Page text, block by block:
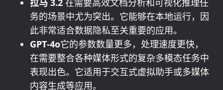
拉马 3.2 在需要高效文档分析和可视化推理任
务的场景中尤为突出。它能够在本地运行，因
此非常适合数据隐私至关重要的应用。
GPT-4o它的参数数量更多，处理速度更快，
在需要整合各种媒体形式的复杂多模态任务中
表现出色。它适用于交互式虚拟助手或多媒体
内容生成等应用。